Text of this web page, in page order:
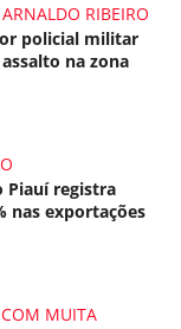
RIBEIRO
policial militar
na zona
Piauí registra
nas exportações
MUITA